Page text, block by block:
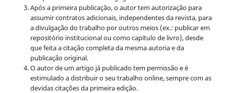
Após a primeira publicação, o autor tem autorização para
assumir contratos adicionais, independentes da revista, para
a divulgação do trabalho por outros meios (ex.: publicar em
repositório institucional ou como capítulo de livro), desde
que feita a citação completa da mesma autoria e da
publicação original.
O autor de um artigo já publicado tem permissão e é
estimulado a distribuir o seu trabalho online, sempre com as
devidas citações da primeira edição.